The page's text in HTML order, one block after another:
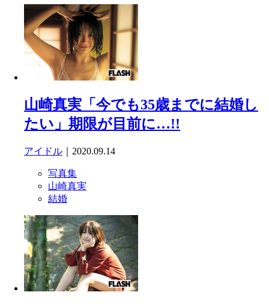
山崎真実「今でも35歳までに結婚し
たい」期限が目前に…!!
アイドル ｜2020.09.14
写真集
山崎真実
結婚